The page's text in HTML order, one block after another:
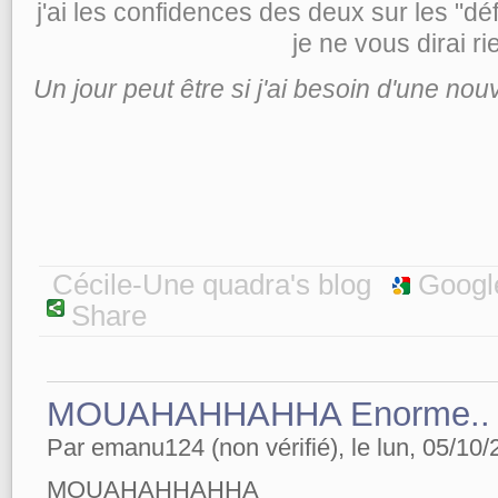
j'ai les confidences des deux sur les
je ne vous dirai
Un jour peut être si j'ai besoin d'une
Cécile-Une quadra's blog
Share
MOUAHAHHAHHA
Par emanu124 (non vérifié), le lun, 05/10/
MOUAHAHHAHHA